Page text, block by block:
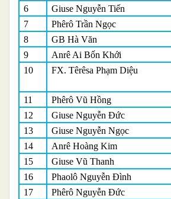
6
Giuse Nguyễn Tiến
7
Phêrô Trần Ngọc
8
GB Hà Văn
9
Anrê Ai Bốn Khới
10
FX. Têrêsa Phạm Diệu
11
Phêrô Vũ Hồng
12
Giuse Nguyễn Đức
13
Giuse Nguyễn Ngọc
14
Anrê Hoàng Kim
15
Giuse Vũ Thanh
16
Phaolô Nguyễn Đình
17
Phêrô Nguyễn Đức